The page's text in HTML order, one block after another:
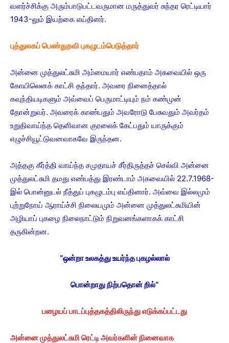
வளர்ச்சிக்கு அரும்பாடுபட்டவருமான மருத்துவர் சுந்தர ரெட்டியார்
1943-லும் இயற்கை எய்தினர்.
புத்துலகப் பெண்துறவி புகழுடம்பெடுத்தார்
அன்னை முத்துலட்சுமி அம்மையார் எண்பதாம் அகவையில் ஒரு
கோயிலெனக் காட்சி தந்தார். அவரை நினைத்தால்
கவுந்தியடிகளும் அவ்வைப் பெருமாட்டியும் நம் கண்முன்
தோன்றுவர். அவரைக் காண்பதும் அவரோடு பேசுவதும் அவர்தம்
உறுதிவாய்ந்த தெளிவான குரலைக் கேட்பதும் யாருக்கும்
எழுச்சியூட்டுவனவாகவே இருந்தன.
அத்தகு கீர்த்தி வாய்ந்த சமுதாயச் சீர்திருத்தச் செல்வி அன்னை
முத்துலட்சுமி தமது எண்பத்து இரண்டாம் அகவையில் 22.7.1968-
இல் பொன்னுடல் நீத்துப் புகழுடம்பு எய்தினார். அவ்வை இல்லமும்
புற்றுநோய் ஆராய்ச்சி நிலையமும் அன்னை முத்துலட்சுமியின்
அழியாப் புகழை நிலைநாட்டும் நிறுவனங்களாகக் காட்சி
தருகின்றன.
“ஒன்றா உலகத்து உயர்ந்த புகழல்லால்
பொன்றாது நிற்பதொன் றில்“
பழையப் பாடப்புத்தகத்திலிருந்து எடுக்கப்பட்டது
அன்னை முத்துலட்சுமி ரெட்டி அவர்களின் நினைவாக